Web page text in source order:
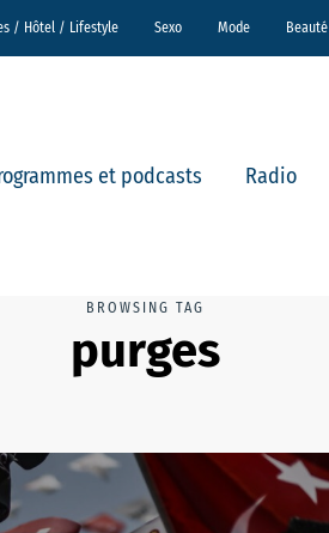
/ Hôtel / Lifestyle Sexo Mode Beauté
et podcasts Radio
BROWSING TAG
purges